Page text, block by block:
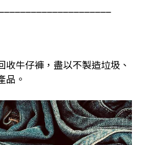
牛仔褲，盡以不製造垃圾、
品。